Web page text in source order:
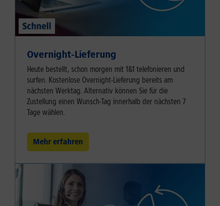
Overnight-Lieferung
Heute bestellt, schon morgen mit 1&1 telefonieren und
surfen. Kostenlose Overnight-Lieferung bereits am
nächsten Werktag. Alternativ können Sie für die
Zustellung einen Wunsch-Tag innerhalb der nächsten 7
Tage wählen.
Mehr erfahren